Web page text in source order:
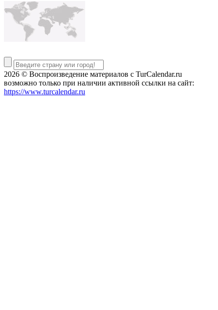
2026 © Воспроизведение материалов c TurCalendar.ru
возможно только при наличии активной ссылки на сайт:
https://www.turcalendar.ru